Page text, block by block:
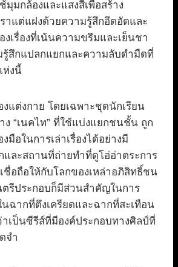
มุมกล้องและแสงสีเพื่อสร้าง
าแต่แฝงด้วยความรู้สึกอึดอัดและ
เรื่องที่เน้นความขรึมและเย็นชา
สึกแปลกแยกและความลับดำมืดที่
ห่งนี้
งแต่งกาย โดยเฉพาะชุดนักเรียน
“เนคไท” ที่ใช้แบ่งแยกชนชั้น ถูก
มือในการเล่าเรื่องได้อย่างมี
และสถานที่ถ่ายทำที่ดูโอ่อ่าตระการ
ชื่อถือให้กับโลกของเหล่าอภิสิทธิ์ชน
รีประกอบก็มีส่วนสำคัญในการ
ฉากที่ตึงเครียดและฉากที่สะเทือน
เป็นซีรีส์ที่มีองค์ประกอบทางศิลป์ที่
จำ